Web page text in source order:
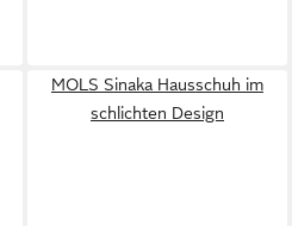
MOLS Sinaka Hausschuh im
schlichten Design